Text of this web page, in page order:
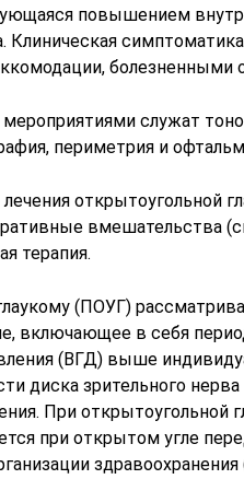
повышением
Клиническая
болезненными
служат
периметрия и
открытоугольной
вмешательства
терапия.
(ПОУГ)
включающее в себя
(ВГД) выше
диска зрительного
При открытоугольной
при открытом угле